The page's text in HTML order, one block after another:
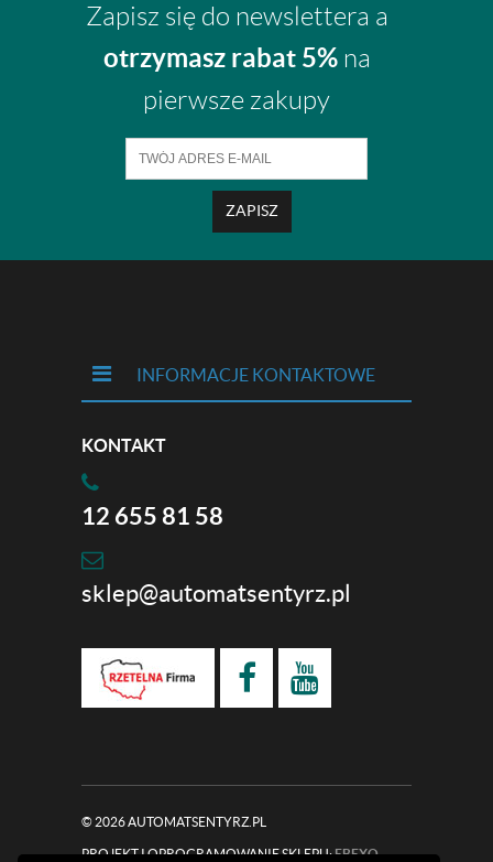
Zapisz się do newslettera a
otrzymasz rabat 5%na
pierwsze zakupy
ZAPISZ
INFORMACJE KONTAKTOWE
KONTAKT
12 655 81 58
sklep@automatsentyrz.pl
© 2026 AUTOMATSENTYRZ.PL
PROJEKT I OPROGRAMOWANIE SKLEPU:EBEXO